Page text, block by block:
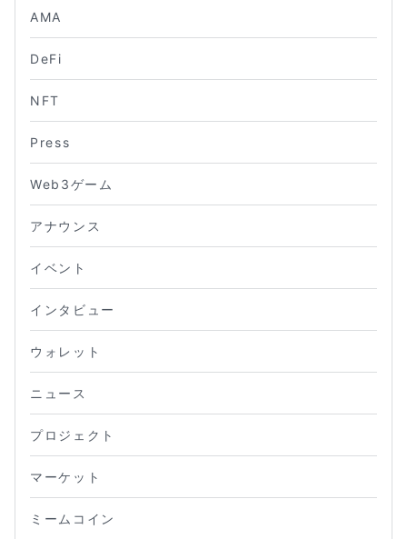
AMA
DeFi
NFT
Press
Web3ゲーム
アナウンス
イベント
インタビュー
ウォレット
ニュース
プロジェクト
マーケット
ミームコイン